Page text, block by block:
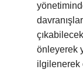
önleyerek
ilgilenerek